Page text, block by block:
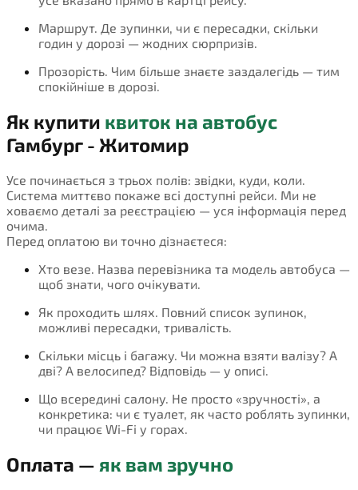
Маршрут. Де зупинки, чи є пересадки, скільки
годин у дорозі — жодних сюрпризів.
Прозорість. Чим більше знаєте заздалегідь — тим
спокійніше в дорозі.
Як купити квиток на автобус
Гамбург - Житомир
Усе починається з трьох полів: звідки, куди, коли.
Система миттєво покаже всі доступні рейси. Ми не
ховаємо деталі за реєстрацією — уся інформація перед
очима.
Перед оплатою ви точно дізнаєтеся:
Хто везе. Назва перевізника та модель автобуса —
щоб знати, чого очікувати.
Як проходить шлях. Повний список зупинок,
можливі пересадки, тривалість.
Скільки місць і багажу. Чи можна взяти валізу? А
дві? А велосипед? Відповідь — у описі.
Що всередині салону. Не просто «зручності», а
конкретика: чи є туалет, як часто роблять зупинки,
чи працює Wi-Fi у горах.
Оплата — як вам зручно